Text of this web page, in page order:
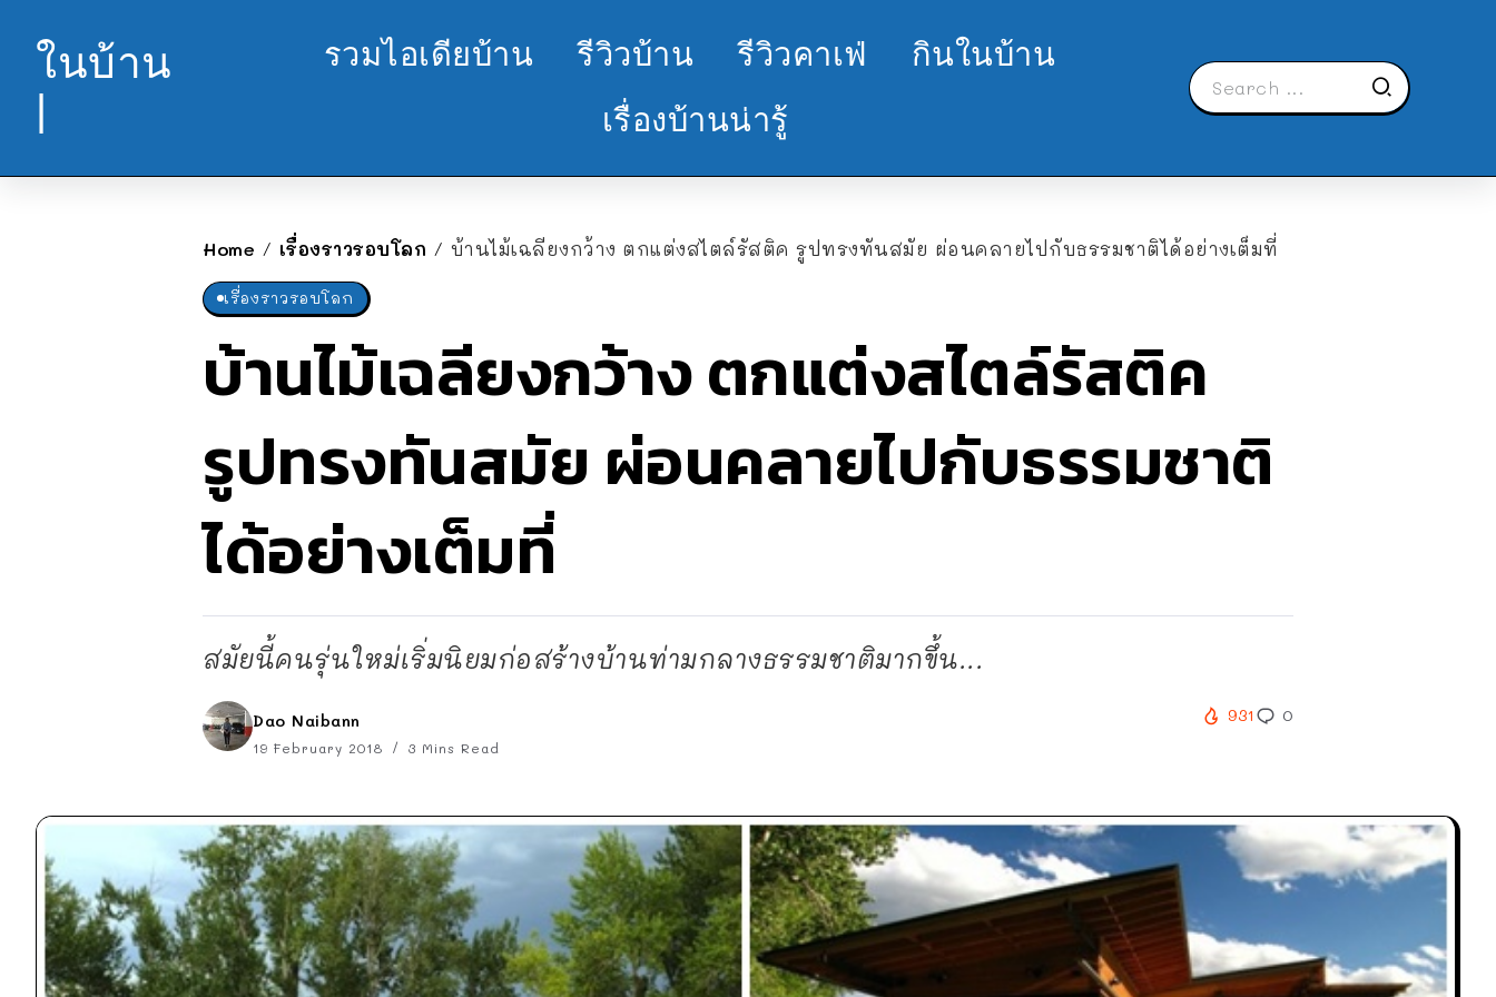
ในบ้าน
|
รวมไอเดียบ้าน รีวิวบ้าน รีวิวคาเฟ่
กินในบ้าน
เรื่องบ้านน่ารู้
Home / เรื่องราวรอบโลก / บ้านไม้เฉลียงกว้าง ตกแต่งสไตล์รัสติค รูปทรงทันสมัย ผ่อนคลายไปกับธรรมชาติได้อย่างเต็มที่
เรื่องราวรอบโลก
บ้านไม้เฉลียงกว้าง ตกแต่งสไตล์รัสติค
รูปทรงทันสมัย ผ่อนคลายไปกับธรรมชาติ
ได้อย่างเต็มที่
สมัยนี้คนรุ่นใหม่เริ่มนิยมก่อสร้างบ้านท่ามกลางธรรมชาติมากขึ้น...
Dao Naibann
19 February 2018 3 Mins Read
931 0